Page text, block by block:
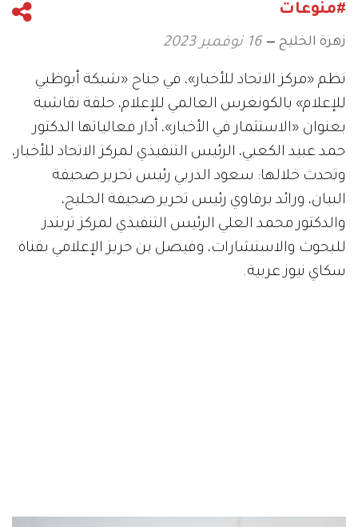
#منوعات
زهرة الخليج 16 نوفمبر 2023
نظم «مركز الاتحاد للأخبار»، في جناح «شبكة أبوظبي
للإعلام» بالكونغرس العالمي للإعلام، حلقة نقاشية
بعنوان «الاستثمار في الأخبار»، أدار فعالياتها الدكتور
حمد عبيد الكعبي، الرئيس التنفيذي لمركز الاتحاد للأخبار،
وتحدث خلالها: سعود الدربي رئيس تحرير صحيفة
البيان، ورائد برقاوي رئيس تحرير صحيفة الخليج،
والدكتور محمد العلي الرئيس التنفيذي لمركز تريندز
للبحوث والاستشارات، وفيصل بن حريز الإعلامي بقناة
سكاي نيوز عربية.